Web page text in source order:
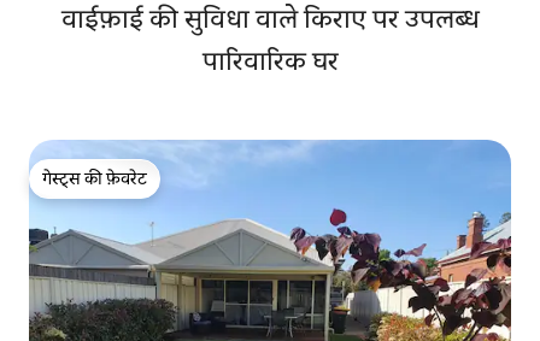
वाईफ़ाई की सुविधा वाले किराए पर उपलब्ध
पारिवारिक घर
गेस्ट्स की फ़ेवरेट
गेस्ट्स की फ़ेवरेट